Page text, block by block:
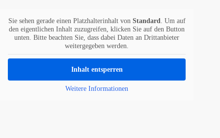
Sie sehen gerade einen Platzhalterinhalt von Standard
. Um auf
den eigentlichen Inhalt zuzugreifen, klicken Sie auf den Button
unten. Bitte beachten Sie, dass dabei Daten an Drittanbieter
weitergegeben werden.
Inhalt entsperren
Weitere Informationen